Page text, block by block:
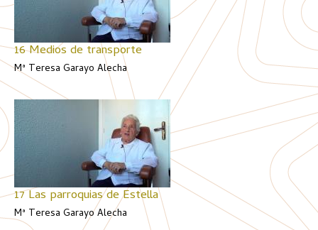
16 Medios de transporte
Mª Teresa Garayo Alecha
17 Las parroquias de Estella
Mª Teresa Garayo Alecha